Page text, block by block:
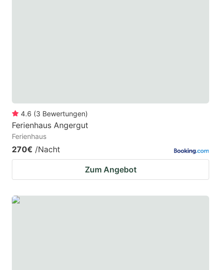
4.6 (3 Bewertungen)
Ferienhaus Angergut
Ferienhaus
270€ /Nacht
Zum Angebot